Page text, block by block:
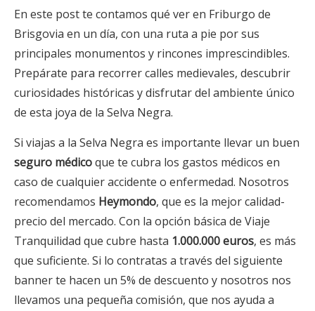
En este post te contamos qué ver en Friburgo de
Brisgovia en un día, con una ruta a pie por sus
principales monumentos y rincones imprescindibles.
Prepárate para recorrer calles medievales, descubrir
curiosidades históricas y disfrutar del ambiente único
de esta joya de la Selva Negra.
Si viajas a la Selva Negra es importante llevar un buen
seguro médicoque te cubra los gastos médicos en
caso de cualquier accidente o enfermedad. Nosotros
recomendamos Heymondo, que es la mejor calidad-
precio del mercado. Con la opción básica de Viaje
Tranquilidad que cubre hasta 1.000.000 euros, es más
que suficiente. Si lo contratas a través del siguiente
banner te hacen un 5% de descuento y nosotros nos
llevamos una pequeña comisión, que nos ayuda a